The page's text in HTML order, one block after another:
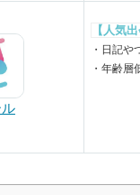
【人気
・日記や
・年齢層